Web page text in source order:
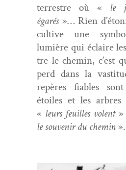
ter­restre où « le
égarés»… Rien
cul­tive une
lumière qui éclaire
tre le chemin, c’est
perd dans la
repères fiables
étoiles et les
« leurs feuilles volent»
le sou­venir du chemin».